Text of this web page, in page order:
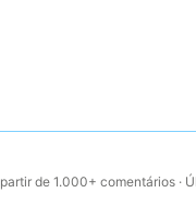
de 1.000+ comentários ·